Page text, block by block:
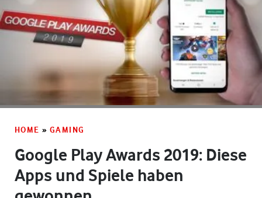
HOME » GAMING
Google Play Awards 2019: Diese
Apps und Spiele haben